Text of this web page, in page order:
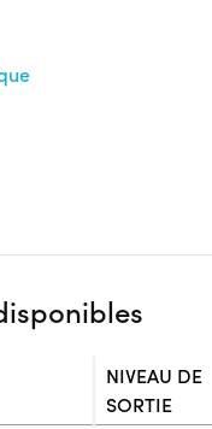
NIVEAU DE
SORTIE